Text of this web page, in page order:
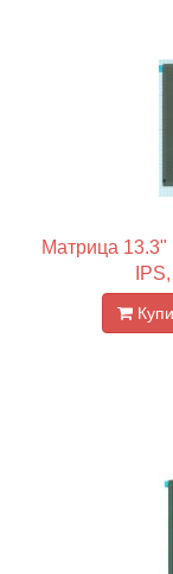
Матрица 13.3"